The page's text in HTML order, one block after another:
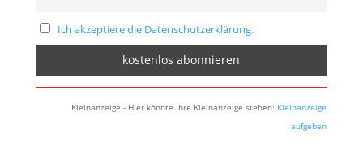
Ich akzeptiere die Datenschutzerklärung.
Kleinanzeige - Hier könnte Ihre Kleinanzeige stehen: Kleinanzeige
aufgeben